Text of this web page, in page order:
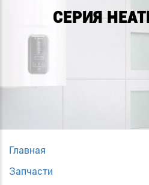
СЕРИЯ
Главная
Запчасти